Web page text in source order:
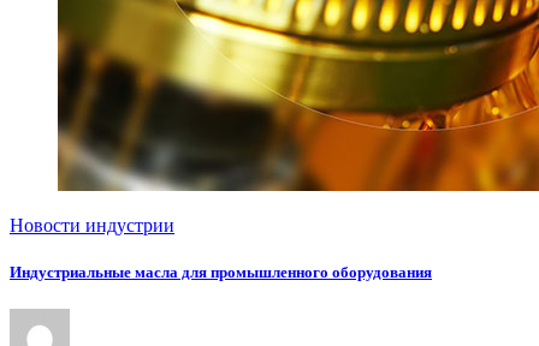
Новости индустрии
Индустриальные масла для промышленного оборудования